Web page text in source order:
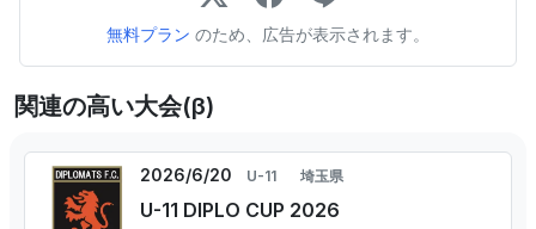
無料プラン のため、広告が表示されます。
関連の高い大会(β)
2026/6/20 U-11 埼玉県
U-11 DIPLO CUP 2026